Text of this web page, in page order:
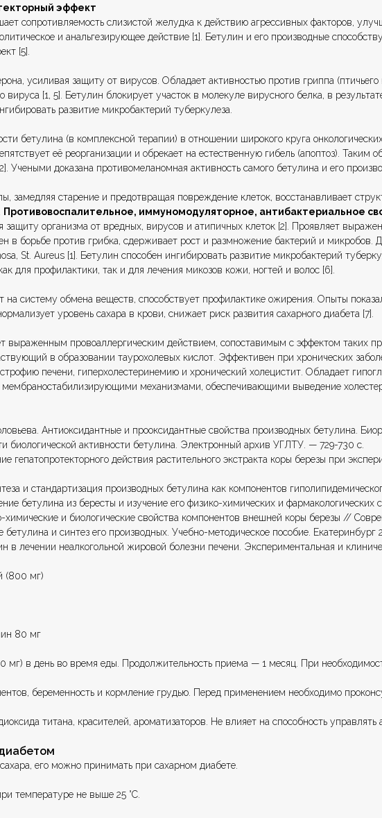
эффект
сопротивляемость слизистой желудка к действию агрессивных факторов,
и анальгезирующее действие [1]. Бетулин и его производные
[5].
усиливая защиту от вирусов. Обладает активностью против гриппа
вируса [1, 5]. Бетулин блокирует участок в молекуле вирусного белка, в
развитие микробактерий туберкулеза.
бетулина (в комплексной терапии) в отношении широкого круга
её реорганизации и обрекает на естественную гибель (апоптоз). Таким
Учеными доказана противомеланомная активность самого бетулина и его
замедляя старение и предотвращая повреждение клеток, восстанавливает
Противовоспалительное, иммуномодуляторное, антибактериальное
организма от вредных, вирусов и атипичных клеток [2]. Проявляет
в борьбе против грибка, сдерживает рост и размножение бактерий и микробов.
St. Aureus [1]. Бетулин способен ингибировать развитие микробактерий
для профилактики, так и для лечения микозов кожи, ногтей и волос [6].
на систему обмена веществ, способствует профилактике ожирения. Опыты
уровень сахара в крови, снижает риск развития сахарного диабета [7].
выраженным провоаллергическим действием, сопоставимым с эффектом таких
в образовании таурохолевых кислот. Эффективен при хронических
печени, гиперхолестеринемию и хронический холецистит. Обладает
механизмами, обеспечивающими выведение
Антиоксидантные и прооксидантные свойства производных бетулина.
биологической активности бетулина. Электронный архив УГЛТУ. — 729-730 с.
гепатопротекторного действия растительного экстракта коры березы при
и стандартизация производных бетулина как компонентов
бетулина из бересты и изучение его физико-химических и
и биологические свойства компонентов внешней коры березы //
и синтез его производных. Учебно-методическое пособие.
в лечении неалкогольной жировой болезни печени. Экспериментальная и
(800 мг)
80 мг
мг) в день во время еды. Продолжительность приема — 1 месяц. При
беременность и кормление грудью. Перед применением необходимо
титана, красителей, ароматизаторов. Не влияет на способность
его можно принимать при сахарном диабете.
температуре не выше 25 °С.